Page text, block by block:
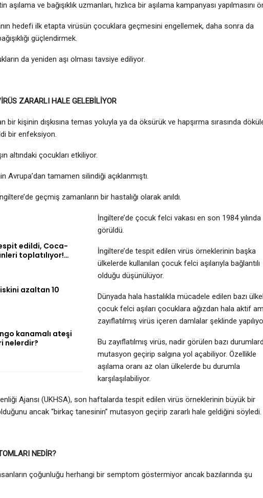
aşılama ve bağışıklık uzmanları, hızlıca bir aşılama kampanyası yapılmasını
hedefi ilk etapta virüsün çocuklara geçmesini engellemek, daha sonra da
güçlendirmek.
da yeniden aşı olması tavsiye ediliyor.
ZARARLI HALE GELEBİLİYOR
bir kişinin dışkısına temas yoluyla ya da öksürük ve hapşırma sırasında
bir enfeksiyon.
altındaki çocukları etkiliyor.
Avrupa’dan tamamen silindiği açıklanmıştı.
geçmiş zamanların bir hastalığı olarak anıldı.
edildi, Coca-
toplatılıyor!…
azaltan 10
kanamalı ateşi
nelerdir?
İngiltere’de çocuk felci vakası en son 1984 yılında
görüldü.
İngiltere’de tespit edilen virüs örneklerinin başka
ülkelerde kullanılan çocuk felci aşılarıyla bağlantılı
olduğu düşünülüyor.
Dünyada hala hastalıkla mücadele edilen bazı
çocuk felci aşıları çocuklara ağızdan hala aktif
zayıflatılmış virüs içeren damlalar şeklinde
Bu zayıflatılmış virüs, nadir görülen bazı
mutasyon geçirip salgına yol açabiliyor. Özellikle
aşılama oranı az olan ülkelerde bu durumla
karşılaşılabiliyor.
Ajansı (UKHSA), son haftalarda tespit edilen virüs örneklerinin büyük bir
ancak “birkaç tanesinin” mutasyon geçirip zararlı hale geldiğini söyledi.
NEDİR?
çoğunluğu herhangi bir semptom göstermiyor ancak bazılarında şu